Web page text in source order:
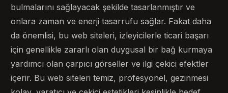
bulmalarını sağlayacak şekilde tasarlanmıştır ve
onlara zaman ve enerji tasarrufu sağlar. Fakat daha
da önemlisi, bu web siteleri, izleyicilerle ticari başarı
için genellikle zararlı olan duygusal bir bağ kurmaya
yardımcı olan çarpıcı görseller ve ilgi çekici efektler
içerir. Bu web siteleri temiz, profesyonel, gezinmesi